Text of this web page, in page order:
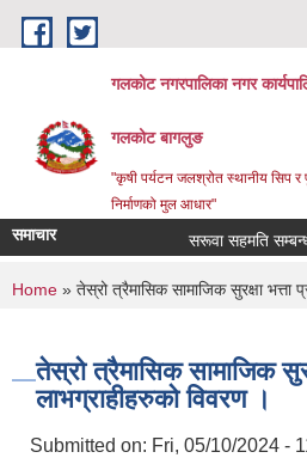
Skip to main content
गलकोट नगरपालिका नगर
गलकोट बागलुङ
"कृषी पर्यटन जलश्रोत स्थानीय सिप र
निर्माणको मुल आधार"
समाचार सरूवा सहमति
You are here
Home » तेस्रो त्रैमासिक सामाजिक सुरक्षा भत्ता
तेस्रो त्रैमासिक सामाजिक
लाभग्राहीहरुको विवरण ।
Submitted on: Fri, 05/10/2024 -